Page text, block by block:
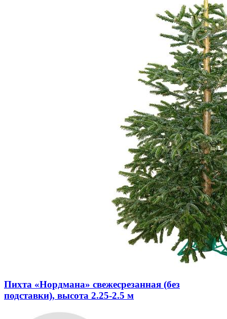
Пихта «Нордмана» свежесрезанная (без
подставки), высота 2.25-2.5 м